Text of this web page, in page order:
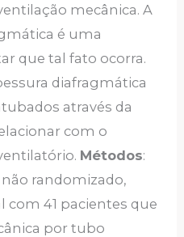
mecânica. A
é uma
que tal fato ocorra.
diafragmática
através da
com o
Métodos:
randomizado,
com 41 pacientes que
por tubo